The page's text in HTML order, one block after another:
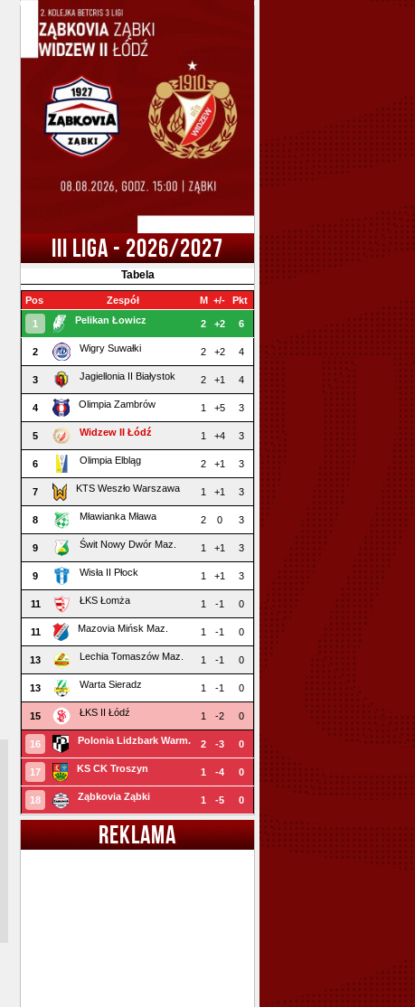
III LIGA - 2026/2027
Tabela
Pos Zespół M +/- Pkt
1 Pelikan Łowicz 2 +2 6
2 Wigry Suwałki 2 +2 4
3 Jagiellonia II Białystok 2 +1 4
4 Olimpia Zambrów 1 +5 3
5 Widzew II Łódź 1 +4 3
6 Olimpia Elbląg 2 +1 3
7 KTS Weszło Warszawa 1 +1 3
8 Mławianka Mława 2 0 3
9 Świt Nowy Dwór Maz. 1 +1 3
9 Wisła II Płock 1 +1 3
11 ŁKS Łomża 1 -1 0
11 Mazovia Mińsk Maz. 1 -1 0
13 Lechia Tomaszów Maz. 1 -1 0
13 Warta Sieradz 1 -1 0
15 ŁKS II Łódź 1 -2 0
16 Polonia Lidzbark Warm. 2 -3 0
17 KS CK Troszyn 1 -4 0
18 Ząbkovia Ząbki 1 -5 0
REKLAMA